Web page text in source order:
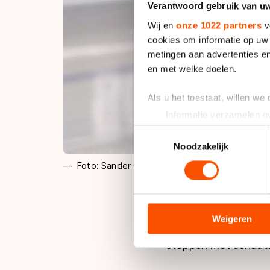
Verantwoord gebruik van
Wij en onze 1022 partners
cookies om informatie op
metingen aan advertenties
en met welke doelen.
Als u het toestaat, willen we
Informatie verzamelen
Uw apparaat
Lees meer over hoe uw
toestemming op elk
analyseren. We delen
analyse. Zij kunnen deze
hun services. Sommige
adequaat
Noodzakelijk
Weigeren
Foto: Sander Chamid
De 25-jarige
stoppen met